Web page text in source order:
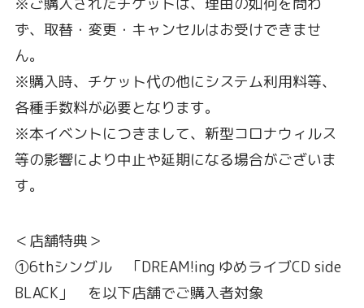
ず、取替・変更・キャンセルはお受けできませ
ん。
※購入時、チケット代の他にシステム利用料等、
各種手数料が必要となります。
※本イベントにつきまして、新型コロナウィルス
等の影響により中止や延期になる場合がございま
す。
＜店舗特典＞
①6thシングル 「DREAM!ing ゆめライブCD side
BLACK」 を以下店舗でご購入者対象